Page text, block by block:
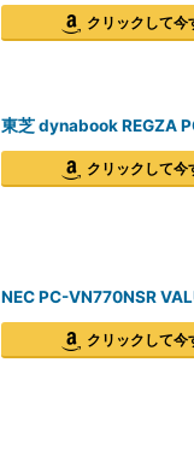
クリックして今
東芝 dynabook REGZA
クリックして今
NEC PC-VN770NSR
クリックして今